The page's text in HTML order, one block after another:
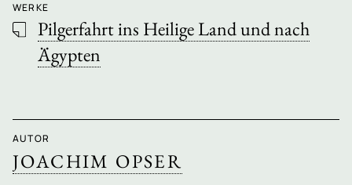
WERKE
Pilgerfahrt ins Heilige Land und nach
Ägypten
AUTOR
JOACHIM OPSER